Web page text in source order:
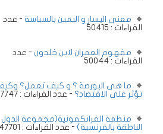
معنى اليسار و اليمين بالسياسة - عدد
القراءات : 50415
مفهوم العمران لابن خلدون - عدد
القراءات : 50044
ما هى البورصة ؟ و كيف تعمل؟
تؤثر على الاقتصاد؟ - عدد القراءات : 47747
منظمة الفرانكفونية(مجموعة الدول
الناطقة بالفرنسية) - عدد القراءات : 47701